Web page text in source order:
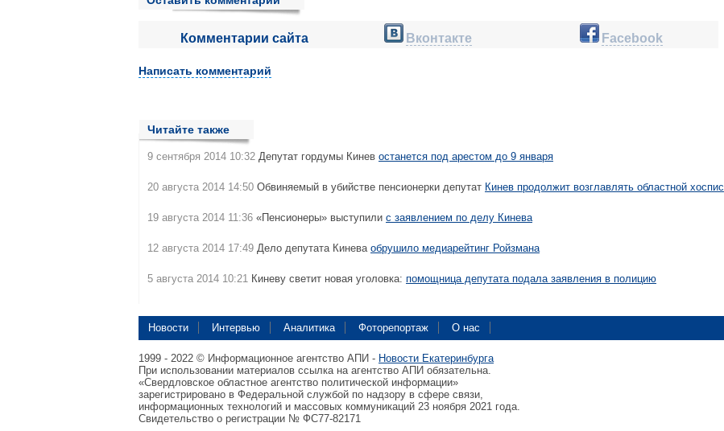
Комментарии сайта Вконтакте Facebook
Написать комментарий
Читайте также
9 сентября 2014 10:32 Депутат гордумы Кинев останется под арестом до 9 января
20 августа 2014 14:50 Обвиняемый в убийстве пенсионерки депутат Кинев продолжит возглавлять областной хоспис
19 августа 2014 11:36 «Пенсионеры» выступили с заявлением по делу Кинева
12 августа 2014 17:49 Дело депутата Кинева обрушило медиарейтинг Ройзмана
5 августа 2014 10:21 Киневу светит новая уголовка: помощница депутата подала заявления в полицию
Новости Интервью Аналитика Фоторепортаж О нас
1999 - 2022 © Информационное агентство АПИ - Новости Екатеринбурга
При использовании материалов ссылка на агентство АПИ обязательна.
«Свердловское областное агентство политической информации»
зарегистрировано в Федеральной службой по надзору в сфере связи,
информационных технологий и массовых коммуникаций 23 ноября 2021 года.
Свидетельство о регистрации № ФС77-82171